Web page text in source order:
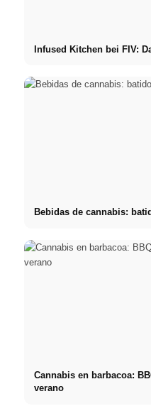
Infused Kitchen bei FIV:
Bebidas de cannabis:
Cannabis en barbacoa:
verano